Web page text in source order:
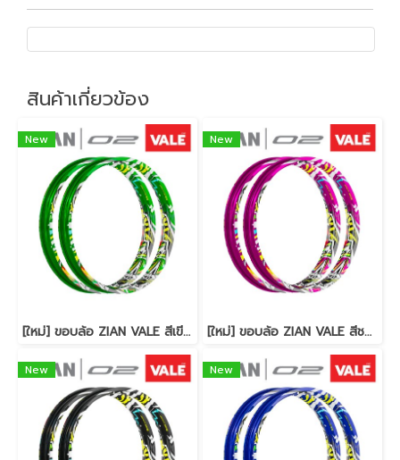
สินค้าเกี่ยวข้อง
New
[ใหม่] ขอบล้อ ZIAN VALE สีเขียว จี๊ดสุด เรืองแสงจัดๆ (รุ่นแข็ง)
New
[ใหม่] ขอบล้อ ZIAN VALE สีชมพู จี๊ดสุด เรืองแสงจัดๆ (รุ่นแข็ง)
New New